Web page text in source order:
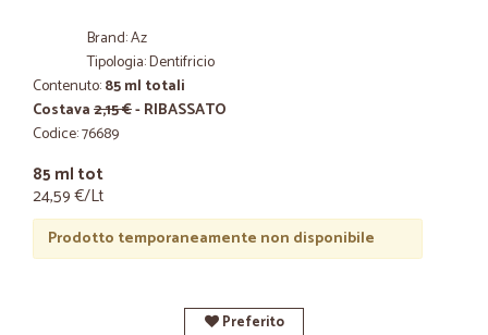
Brand: Az
Tipologia: Dentifricio
Contenuto:85 ml totali
Costava2,15 €- RIBASSATO
Codice: 76689
85 ml tot
24,59 €/Lt
Prodotto temporaneamente non disponibile
Preferito